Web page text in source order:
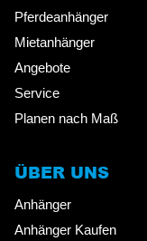
Pferdeanhänger
Mietanhänger
Angebote
Service
Planen nach Maß
ÜBER UNS
Anhänger
Anhänger Kaufen